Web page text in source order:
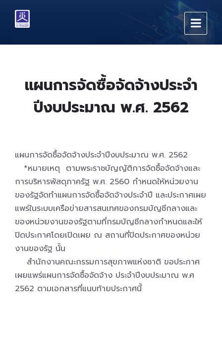
content
main
footer
แผนการจัดซื้อจัดจ้างประจำ
ปีงบประมาณ พ.ศ. 2562
แผนการจัดซื้อจัดจ้างประจำปีงบประมาณ พ.ศ. 2562
*หมายเหตุ ตามพระราชบัญญัติการจัดซื้อจัดจ้างและ
การบริหารพัสดุภาครัฐ พ.ศ. 2560 กำหนดให้หน่วยงาน
ของรัฐจัดทำแผนการจัดซื้อจัดจ้างประจำปี และประกาศเผย
แพร่ในระบบเครือข่ายสารสนเทศของกรมบัญชีกลางและ
ของหน่วยงานของรัฐตามที่กรมบัญชีกลางกำหนดและให้
ปิดประกาศโดยเปิดเผย ณ สถานที่ปิดประกาศของหน่วย
งานของรัฐ นั้น
สำนักงานคณะกรรมการสุขภาพแห่งชาติ ขอประกาศ
เผยแพร่แผนการจัดซื้อจัดจ้าง ประจำปีงบประมาณ พ.ศ
2562 ตามเอกสารที่แนบท้ายประกาศนี้